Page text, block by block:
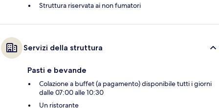
Struttura riservata ai non fumatori
Servizi della struttura
Pasti e bevande
Colazione a buffet (a pagamento) disponibile tutti i giorni
dalle 07:00 alle 10:30
Un ristorante